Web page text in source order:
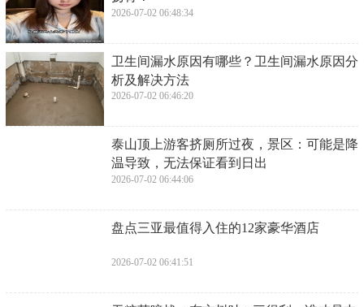
​亚速钢铁厂，或有美英法军官？乌总统开条
件：若俄违反将不再谈判
​周扬青情人节vlog引爆舆论：罗志祥复合周
扬青？
​卫生间漏水原因有哪些？卫生间漏水原因分
析及解决方法